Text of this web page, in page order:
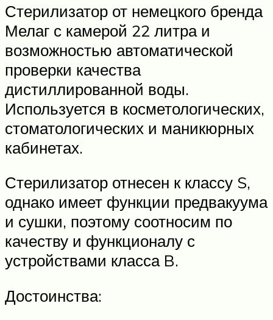
Стерилизатор от немецкого бренда
Мелаг с камерой 22 литра и
возможностью автоматической
проверки качества
дистиллированной воды.
Используется в косметологических,
стоматологических и маникюрных
кабинетах.
Стерилизатор отнесен к классу S,
однако имеет функции предвакуума
и сушки, поэтому соотносим по
качеству и функционалу с
устройствами класса B.
Достоинства: